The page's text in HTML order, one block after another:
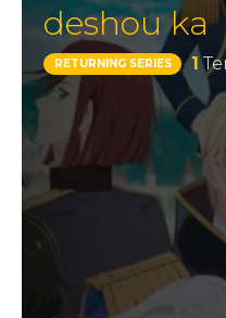
deshou ka
RETURNING SERIES 1